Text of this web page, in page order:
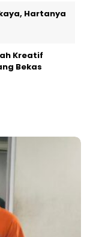
Hartanya
Kreatif
Bekas